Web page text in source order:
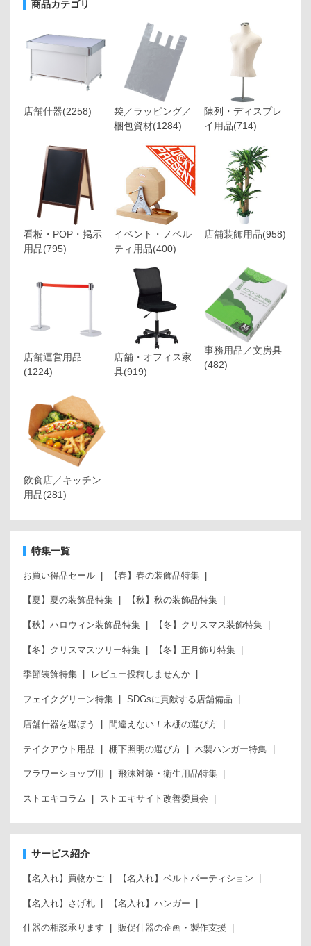
商品カテゴリ
店舗什器(2258)
袋／ラッピング／
梱包資材(1284)
陳列・ディスプレ
イ用品(714)
看板・POP・掲示
用品(795)
イベント・ノベル
ティ用品(400)
店舗装飾用品(958)
店舗運営用品
(1224)
店舗・オフィス家
具(919)
事務用品／文房具
(482)
飲食店／キッチン
用品(281)
特集一覧
お買い得品セール 【春】春の装飾品特集
【夏】夏の装飾品特集 【秋】秋の装飾品特集
【秋】ハロウィン装飾品特集 【冬】クリスマス装飾特集
【冬】クリスマスツリー特集 【冬】正月飾り特集
季節装飾特集 レビュー投稿しませんか
フェイクグリーン特集 SDGsに貢献する店舗備品
店舗什器を選ぼう 間違えない！木棚の選び方
テイクアウト用品 棚下照明の選び方 木製ハンガー特集
フラワーショップ用 飛沫対策・衛生用品特集
ストエキコラム ストエキサイト改善委員会
サービス紹介
【名入れ】買物かご 【名入れ】ベルトパーティション
【名入れ】さげ札 【名入れ】ハンガー
什器の相談承ります 販促什器の企画・製作支援